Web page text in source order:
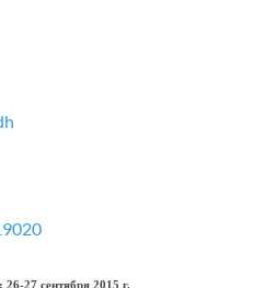
27 сентября 2015 г.